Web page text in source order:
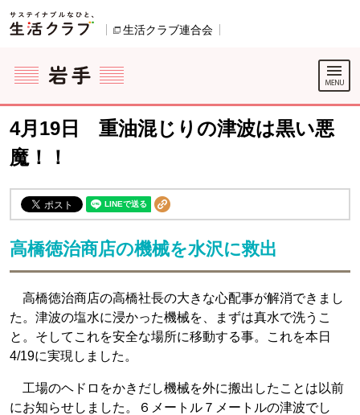
ページの先頭です。
生活クラブ連合会
ここからサイト内共通メニューです。
サイト内共通メニューをスキップする
サイト内共通メニューここまで。
4月19日 重油混じりの津波は黒い悪
魔！！
高橋徳治商店の機械を水沢に救出
高橋徳治商店の高橋社長の大きな心配事が解消できまし
た。津波の塩水に浸かった機械を、まずは真水で洗うこ
と。そしてこれを安全な場所に移動する事。これを本日
4/19に実現しました。
工場のヘドロをかきだし機械を外に搬出したことは以前
にお知らせしました。６メートル７メートルの津波でし